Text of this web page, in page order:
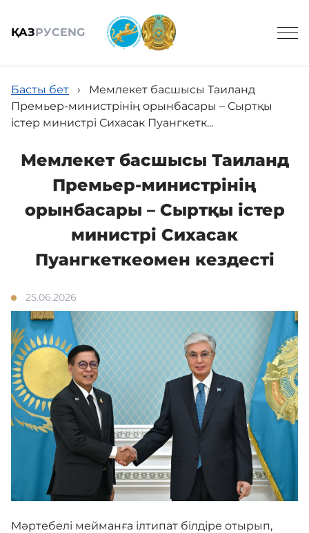
ҚАЗРУСENG
Жалпы мәлімет
Жобалар
Қызметтер
Жемқорлыққа қарсы шаралар
Мемлекеттік рәміздер
Жаңалықтар
Байланыс
Басты бет ›
Мемлекет басшысы Таиланд
Премьер-министрінің орынбасары – Сыртқы
істер министрі Сихасак Пуангкетк...
Мемлекет басшысы Таиланд
Премьер-министрінің
орынбасары – Сыртқы істер
министрі Сихасак
Пуангкеткеомен кездесті
25.06.2026
Мәртебелі мейманға ілтипат білдіре отырып,